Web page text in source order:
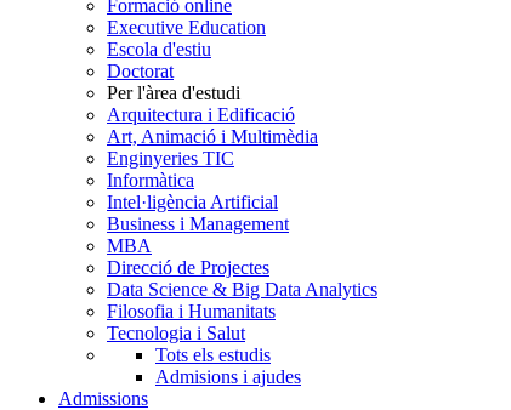
Formació online
Executive Education
Escola d'estiu
Doctorat
Per l'àrea d'estudi
Arquitectura i Edificació
Art, Animació i Multimèdia
Enginyeries TIC
Informàtica
Intel·ligència Artificial
Business i Management
MBA
Direcció de Projectes
Data Science & Big Data Analytics
Filosofia i Humanitats
Tecnologia i Salut
Tots els estudis
Admisions i ajudes
Admissions